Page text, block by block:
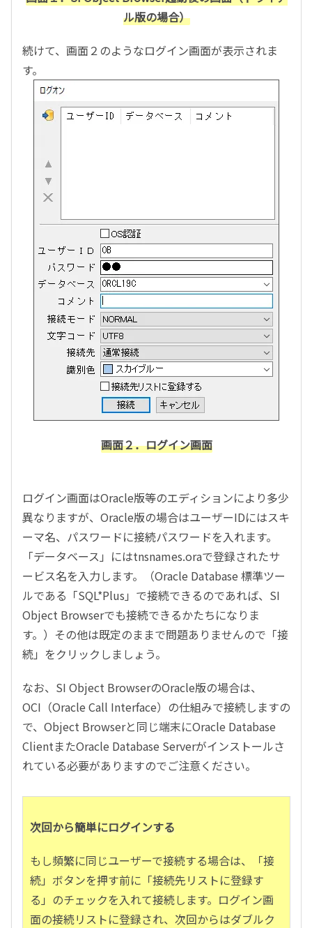
ル版の場合）
続けて、画面２のようなログイン画面が表示されま
す。
画面２．ログイン画面
ログイン画面はOracle版等のエディションにより多少
異なりますが、Oracle版の場合はユーザーIDにはスキ
ーマ名、パスワードに接続パスワードを入れます。
「データベース」にはtnsnames.oraで登録されたサ
ービス名を入力します。（Oracle Database 標準ツー
ルである「SQL*Plus」で接続できるのであれば、SI
Object Browserでも接続できるかたちになりま
す。）その他は既定のままで問題ありませんので「接
続」をクリックしましょう。
なお、SI Object BrowserのOracle版の場合は、
OCI（Oracle Call Interface）の仕組みで接続しますの
で、Object Browserと同じ端末にOracle Database
ClientまたOracle Database Serverがインストールさ
れている必要がありますのでご注意ください。
次回から簡単にログインする
もし頻繁に同じユーザーで接続する場合は、「接
続」ボタンを押す前に「接続先リストに登録す
る」のチェックを入れて接続します。ログイン画
面の接続リストに登録され、次回からはダブルク